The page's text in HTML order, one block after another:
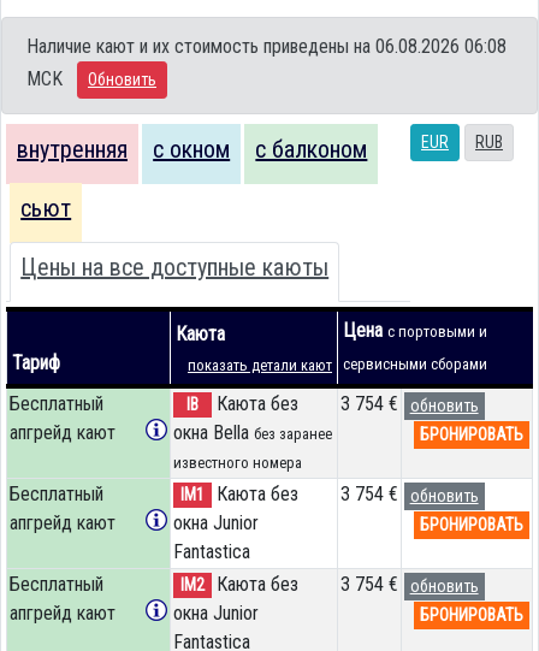
Наличие кают и их стоимость приведены на 06.08.2026 06:08
MCK
Обновить
EUR RUB
внутренняя с окном с балконом
сьют
Цены на все доступные каюты
Тариф
Каюта
показать детали кают
Цена с портовыми и
сервисными сборами
Бесплатный
апгрейд кают
IB
Каюта без
окна Bella без заранее
известного номера
3 754 €
обновить
БРОНИРОВАТЬ
Бесплатный
апгрейд кают
IM1
Каюта без
окна Junior
Fantastica
3 754 €
обновить
БРОНИРОВАТЬ
Бесплатный
апгрейд кают
IM2
Каюта без
окна Junior
Fantastica
3 754 €
обновить
БРОНИРОВАТЬ